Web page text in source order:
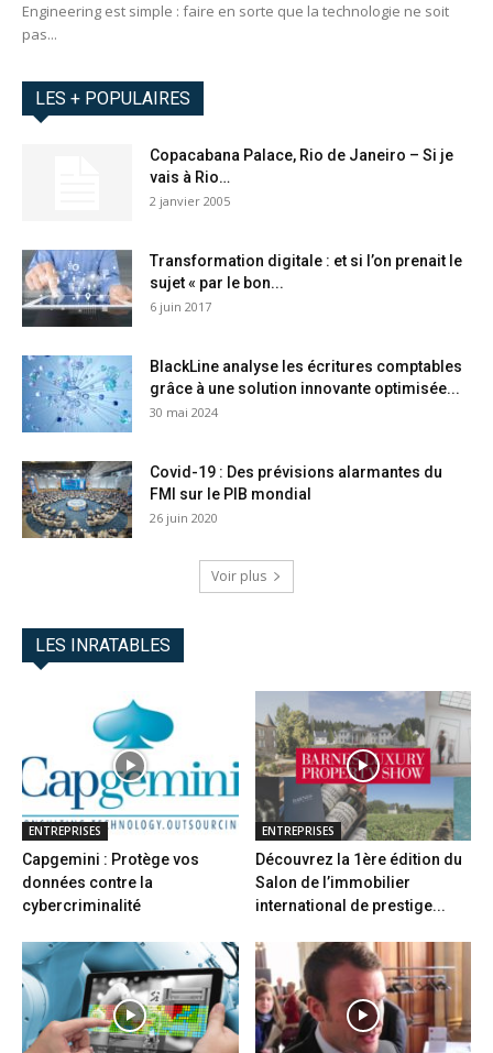
Engineering est simple : faire en sorte que la technologie ne soit
pas...
LES + POPULAIRES
Copacabana Palace, Rio de Janeiro – Si je
vais à Rio…
2 janvier 2005
Transformation digitale : et si l’on prenait le
sujet « par le bon...
6 juin 2017
BlackLine analyse les écritures comptables
grâce à une solution innovante optimisée...
30 mai 2024
Covid-19 : Des prévisions alarmantes du
FMI sur le PIB mondial
26 juin 2020
Voir plus
LES INRATABLES
ENTREPRISES
Capgemini : Protège vos
données contre la
cybercriminalité
ENTREPRISES
Découvrez la 1ère édition du
Salon de l’immobilier
international de prestige...